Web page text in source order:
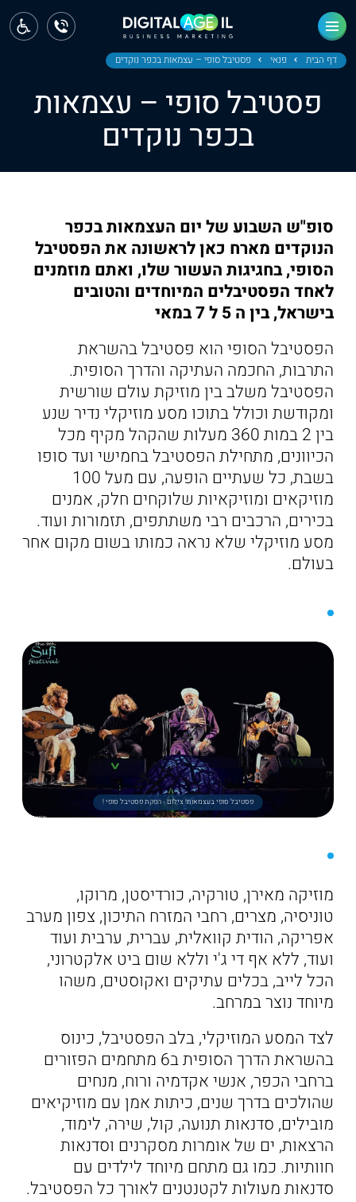
דף הבית פנאי פסטיבל סופי – עצמאות בכפר נוקדים
פסטיבל סופי – עצמאות
בכפר נוקדים
סופ"ש השבוע של יום העצמאות בכפר
הנוקדים מארח כאן לראשונה את הפסטיבל
הסופי, בחגיגות העשור שלו, ואתם מוזמנים
לאחד הפסטיבלים המיוחדים והטובים
בישראל, בין ה 5 ל 7 במאי
הפסטיבל הסופי הוא פסטיבל בהשראת
התרבות, החכמה העתיקה והדרך הסופית.
הפסטיבל משלב בין מוזיקת עולם שורשית
ומקודשת וכולל בתוכו מסע מוזיקלי נדיר שנע
בין 2 במות 360 מעלות שהקהל מקיף מכל
הכיוונים, מתחילת הפסטיבל בחמישי ועד סופו
בשבת, כל שעתיים הופעה, עם מעל 100
מוזיקאים ומוזיקאיות שלוקחים חלק, אמנים
בכירים, הרכבים רבי משתתפים, תזמורות ועוד.
מסע מוזיקלי שלא נראה כמותו בשום מקום אחר
בעולם.
פסטיבל סופי בעצמאות! צילום - הפקת פסטיבל סופי !
מוזיקה מאירן, טורקיה, כורדיסטן, מרוקו,
טוניסיה, מצרים, רחבי המזרח התיכון, צפון מערב
אפריקה, הודית קוואלית, עברית, ערבית ועוד
ועוד, ללא אף די ג'י וללא שום ביט אלקטרוני,
הכל לייב, בכלים עתיקים ואקוסטים, משהו
מיוחד נוצר במרחב.
לצד המסע המוזיקלי, בלב הפסטיבל, כינוס
בהשראת הדרך הסופית ב6 מתחמים הפזורים
ברחבי הכפר, אנשי אקדמיה ורוח, מנחים
שהולכים בדרך שנים, כיתות אמן עם מוזיקיאים
מובילים, סדנאות תנועה, קול, שירה, לימוד,
הרצאות, ים של אומרות מסקרנים וסדנאות
חוותיות. כמו גם מתחם מיוחד לילדים עם
סדנאות מעולות לקטנטנים לאורך כל הפסטיבל.
ראשי
חדשות
מחוז צפון
מחוז חיפה
מחוז מרכז
ירושלים
תל אביב